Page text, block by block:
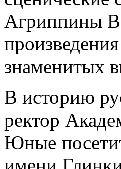
Агриппины
знаменитых
В историю
ректор
Юные